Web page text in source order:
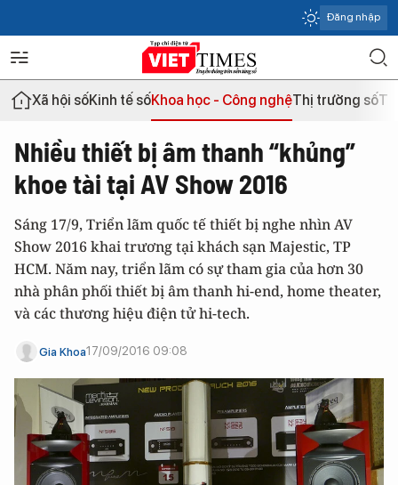
Đăng nhập
Xã hội sốKinh tế sốKhoa học - Công nghệThị trường số
Nhiều thiết bị âm thanh “khủng”
khoe tài tại AV Show 2016
Sáng 17/9, Triển lãm quốc tế thiết bị nghe nhìn AV
Show 2016 khai trương tại khách sạn Majestic, TP
HCM. Năm nay, triển lãm có sự tham gia của hơn 30
nhà phân phối thiết bị âm thanh hi-end, home theater,
và các thương hiệu điện tử hi-tech.
Gia Khoa17/09/2016 09:08